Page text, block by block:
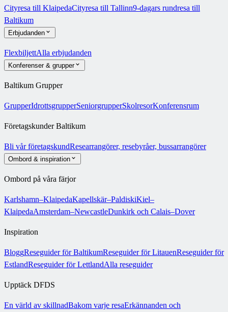
Cityresa till KlaipedaCityresa till Tallinn9-dagars rundresa till
Baltikum
Erbjudanden
FlexbiljettAlla erbjudanden
Konferenser & grupper
Baltikum Grupper
GrupperIdrottsgrupperSeniorgrupperSkolresorKonferensrum
Företagskunder Baltikum
Bli vår företagskundResearrangörer, resebyråer, bussarrangörer
Ombord & inspiration
Ombord på våra färjor
Karlshamn–KlaipedaKapellskär–PaldiskiKiel–
KlaipedaAmsterdam–NewcastleDunkirk och Calais–Dover
Inspiration
BloggReseguider för BaltikumReseguider för LitauenReseguider för
EstlandReseguider för LettlandAlla reseguider
Upptäck DFDS
En värld av skillnadBakom varje resaErkännanden och